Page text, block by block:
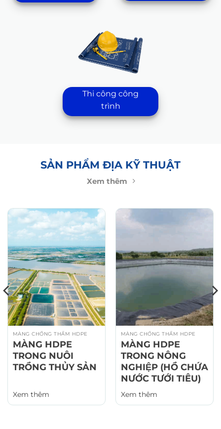
Thi công công
trình
SẢN PHẨM ĐỊA KỸ THUẬT
Xem thêm
MÀNG CHỐNG THẤM HDPE
MÀNG HDPE
TRONG NUÔI
TRỒNG THỦY SẢN
Xem thêm
MÀNG CHỐNG THẤM HDPE
MÀNG HDPE
TRONG NÔNG
NGHIỆP (HỒ CHỨA
NƯỚC TƯỚI TIÊU)
Xem thêm